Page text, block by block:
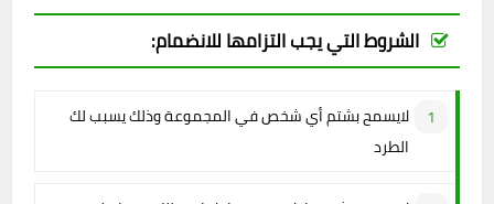
الشروط التي يجب التزامها للانضمام:
لايسمح بشتم أي شخص في المجموعة وذلك يسبب لك
الطرد